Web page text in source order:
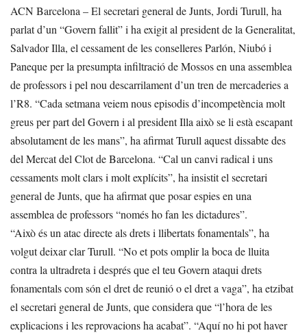
ACN Barcelona – El secretari general de Junts, Jordi Turull, ha
parlat d’un “Govern fallit” i ha exigit al president de la Generalitat,
Salvador Illa, el cessament de les conselleres Parlón, Niubó i
Paneque per la presumpta infiltració de Mossos en una assemblea
de professors i pel nou descarrilament d’un tren de mercaderies a
l’R8. “Cada setmana veiem nous episodis d’incompetència molt
greus per part del Govern i al president Illa això se li està escapant
absolutament de les mans”, ha afirmat Turull aquest dissabte des
del Mercat del Clot de Barcelona. “Cal un canvi radical i uns
cessaments molt clars i molt explícits”, ha insistit el secretari
general de Junts, que ha afirmat que posar espies en una
assemblea de professors “només ho fan les dictadures”.
“Això és un atac directe als drets i llibertats fonamentals”, ha
volgut deixar clar Turull. “No et pots omplir la boca de lluita
contra la ultradreta i després que el teu Govern ataqui drets
fonamentals com són el dret de reunió o el dret a vaga”, ha etzibat
el secretari general de Junts, que considera que “l’hora de les
explicacions i les reprovacions ha acabat”. “Aquí no hi pot haver